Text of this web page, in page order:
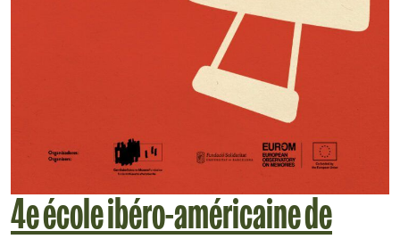
4e école ibéro-américaine de